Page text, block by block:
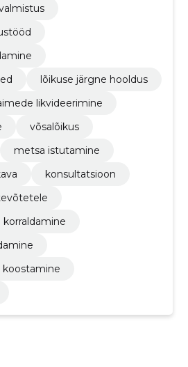
lõikuse järgne hooldus
likvideerimine
võsalõikus
metsa istutamine
konsultatsioon